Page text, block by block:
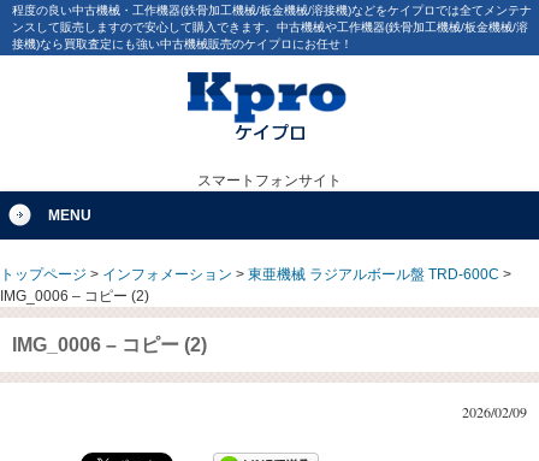
程度の良い中古機械・工作機器(鉄骨加工機械/板金機械/溶接機)などをケイプロでは全てメンテナ
ンスして販売しますので安心して購入できます。中古機械や工作機器(鉄骨加工機械/板金機械/溶
接機)なら買取査定にも強い中古機械販売のケイプロにお任せ！
スマートフォンサイト
MENU
トップページ > インフォメーション > 東亜機械 ラジアルボール盤 TRD-600C >
IMG_0006 – コピー (2)
IMG_0006 – コピー (2)
2026/02/09